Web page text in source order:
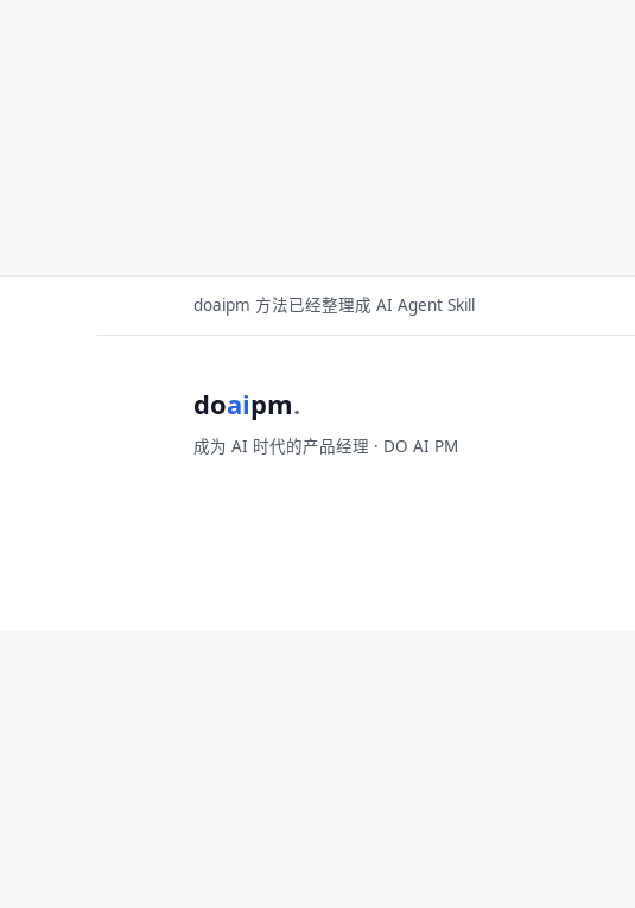
doaipm 方法已经整理成 AI Agent Skill
doaipm.
成为 AI 时代的产品经理 · DO AI PM